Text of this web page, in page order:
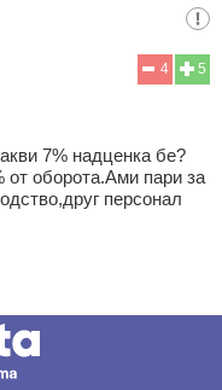
5
4
7% надценка бе?
от оборота.Ами пари за
персонал